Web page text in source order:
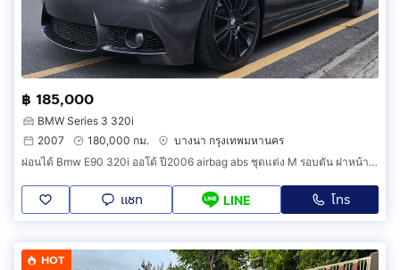
฿ 185,000
BMW Series 3 320i
2007
180,000 กม.
บางนา กรุงเทพมหานคร
ผ่อนได้ Bmw E90 320i ออโต้ ปี2006 airbag abs ชุดแต่ง M รอบตัน ฝาหน้าเตฟล่า
แชท LINE โทร
HOT